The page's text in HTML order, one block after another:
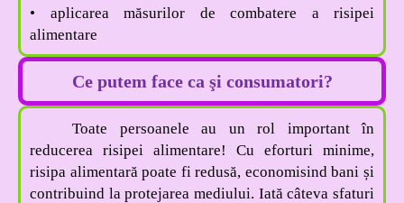
• aplicarea măsurilor de combatere a risipei
alimentare
Ce putem face ca şi consumatori?
Toate persoanele au un rol important în
reducerea risipei alimentare! Cu eforturi minime,
risipa alimentară poate fi redusă, economisind bani și
contribuind la protejarea mediului. Iată câteva sfaturi